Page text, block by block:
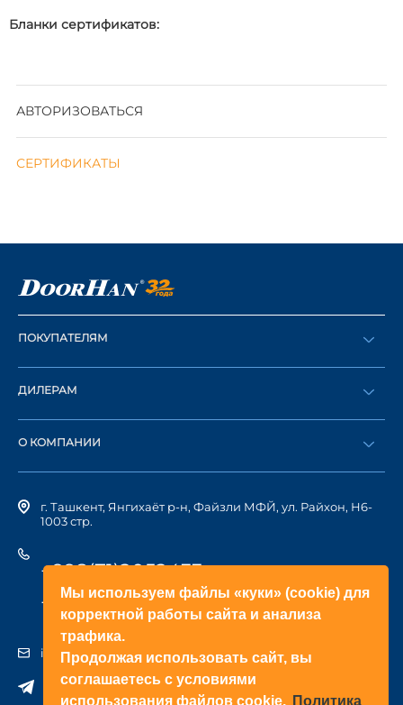
Мы используем файлы «куки» (cookie) для
корректной работы сайта и анализа
трафика.
Продолжая использовать сайт, вы
соглашаетесь с условиями
использования файлов cookie. Политика
Бланки сертификатов:
АВТОРИЗОВАТЬСЯ
СЕРТИФИКАТЫ
ПОКУПАТЕЛЯМ
Оформить заказ
Каталог
ДИЛЕРАМ
Стать дилером
Вход в ЛК
О КОМПАНИИ
История компании
г. Ташкент, Янгихаёт р-н, Файзли МФЙ, ул. Райхон, Н6-
1003 стр.
+998(71)2052433
+998(71)2052422
info@doorhan.uz